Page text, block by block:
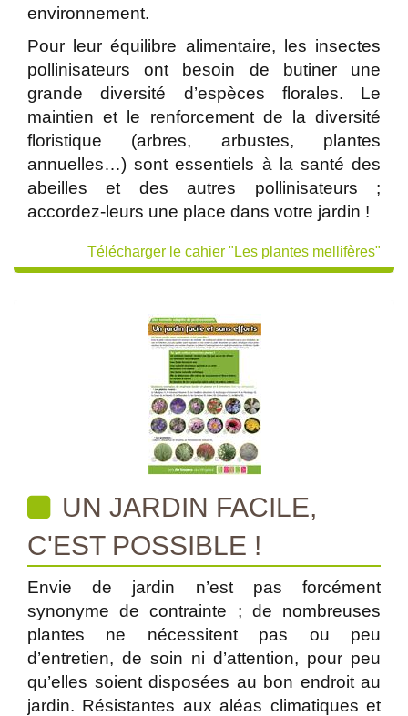
environnement.
Pour leur équilibre alimentaire, les insectes
pollinisateurs ont besoin de butiner une
grande diversité d’espèces florales. Le
maintien et le renforcement de la diversité
floristique (arbres, arbustes, plantes
annuelles…) sont essentiels à la santé des
abeilles et des autres pollinisateurs ;
accordez-leurs une place dans votre jardin !
Télécharger le cahier "Les plantes mellifères"
UN JARDIN FACILE,
C'EST POSSIBLE !
Envie de jardin n’est pas forcément
synonyme de contrainte ; de nombreuses
plantes ne nécessitent pas ou peu
d’entretien, de soin ni d’attention, pour peu
qu’elles soient disposées au bon endroit au
jardin. Résistantes aux aléas climatiques et